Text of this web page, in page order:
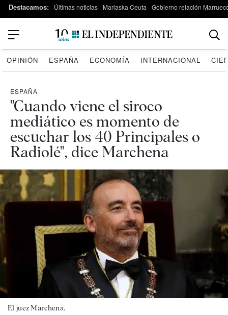
Destacamos: Últimas noticias Marlaska Ceuta Gobierno relación
OPINIÓN ESPAÑA ECONOMÍA INTERNACIONAL
ESPAÑA
"Cuando viene el siroco
mediático es momento de
escuchar los 40 Principales o
Radiolé", dice Marchena
El juez Marchena.